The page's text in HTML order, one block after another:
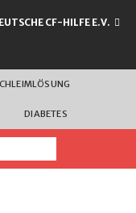
CF-HILFE E.V.
DIABETES